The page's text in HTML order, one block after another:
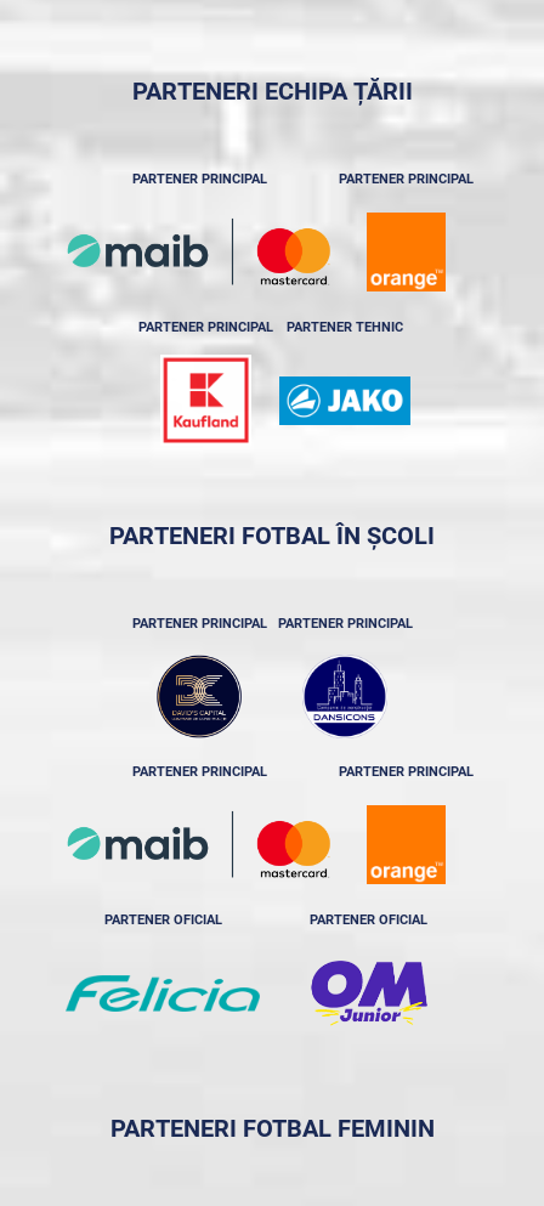
PARTENERI ECHIPA ȚĂRII
PARTENER PRINCIPAL PARTENER PRINCIPAL
PARTENER PRINCIPAL PARTENER TEHNIC
PARTENERI FOTBAL ÎN ȘCOLI
PARTENER PRINCIPAL PARTENER PRINCIPAL
PARTENER PRINCIPAL PARTENER PRINCIPAL
PARTENER OFICIAL PARTENER OFICIAL
PARTENERI FOTBAL FEMININ